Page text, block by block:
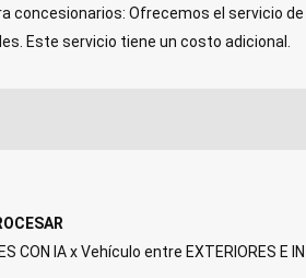
concesionarios: Ofrecemos el servicio
Este servicio tiene un costo adicional.
CON IA x Vehículo entre EXTERIORES E